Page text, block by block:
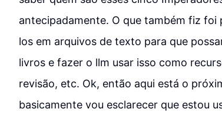
antecipadamente. O que também fiz
los em arquivos de texto para que
livros e fazer o llm usar isso como
revisão, etc. Ok, então aqui está o
basicamente vou esclarecer que estou